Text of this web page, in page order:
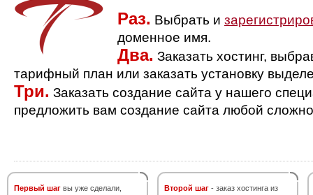
Раз. Выбрать и
доменное имя.
Два. Заказать хостинг,
тарифный план или заказать установку
Три. Заказать создание сайта у нашего
предложить вам создание сайта любой
Первый шаг вы уже сделали,
Второй шаг - заказ хостинга из